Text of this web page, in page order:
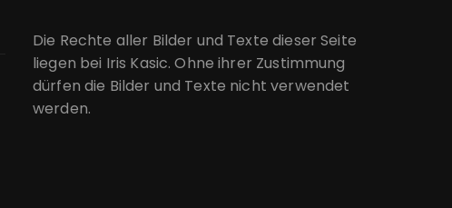
Die Rechte aller Bilder und Texte dieser Seite
liegen bei Iris Kasic. Ohne ihrer Zustimmung
dürfen die Bilder und Texte nicht verwendet
werden.